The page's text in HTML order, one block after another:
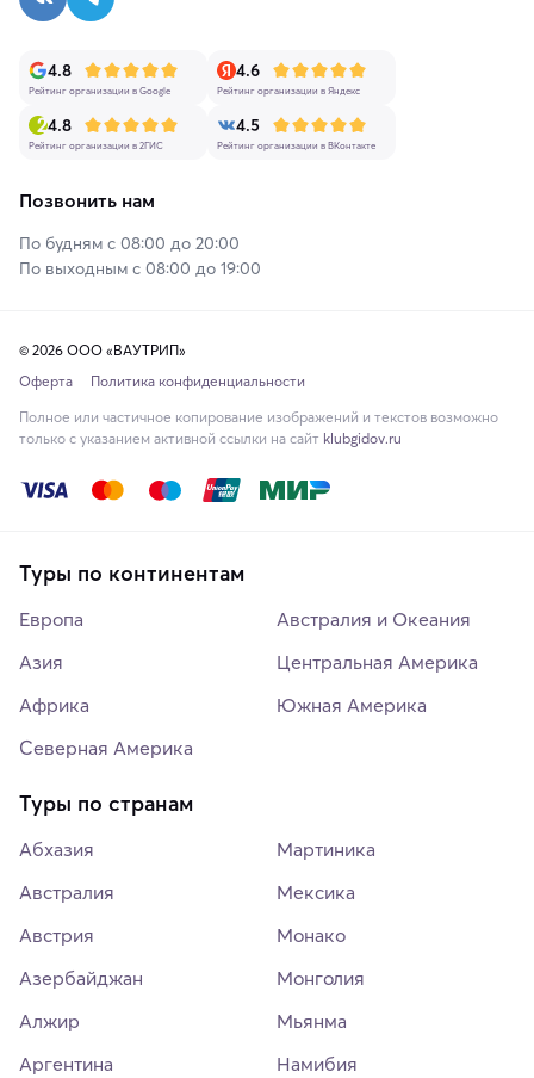
4.8
Рейтинг организации в Google
4.6
Рейтинг организации в Яндекс
4.8
Рейтинг организации в 2ГИС
4.5
Рейтинг организации в ВКонтакте
Позвонить нам
По будням с 08:00 до 20:00
По выходным с 08:00 до 19:00
© 2026 ООО «ВАУТРИП»
Оферта
Политика конфиденциальности
Полное или частичное копирование изображений и текстов возможно
только с указанием активной ссылки на сайт klubgidov.ru
Туры по континентам
Европа
Азия
Африка
Северная Америка
Австралия и Океания
Центральная Америка
Южная Америка
Туры по странам
Абхазия
Австралия
Австрия
Азербайджан
Алжир
Аргентина
Мартиника
Мексика
Монако
Монголия
Мьянма
Намибия